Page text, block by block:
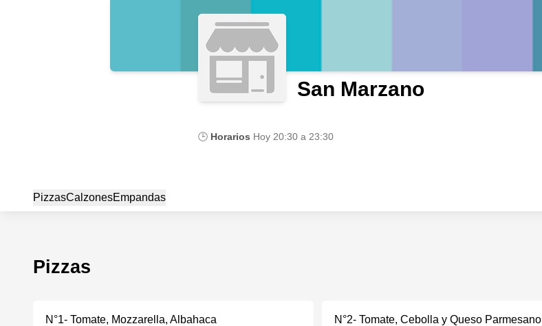
San Marzano
🕒 Horarios Hoy 20:30 a 23:30
PizzasCalzonesEmpandas
Pizzas
N°1- Tomate, Mozzarella, Albahaca N°2- Tomate, Cebolla y Queso Parmesano